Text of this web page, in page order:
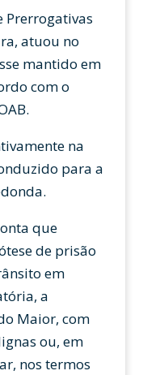
Prerrogativas
atuou no
mantido em
com o
na
para a
que
de prisão
em
a
Maior, com
ou, em
nos termos